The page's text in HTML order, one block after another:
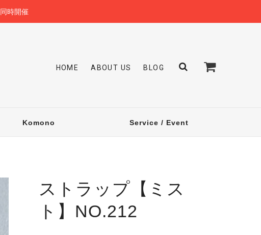
時開催
HOME ABOUT US BLOG
Komono Service / Event
ストラップ【ミス
ト】NO.212